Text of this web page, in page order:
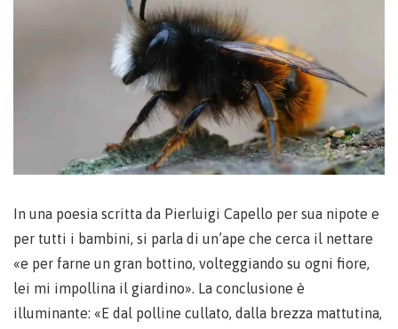
In una poesia scritta da Pierluigi Capello per sua nipote e
per tutti i bambini, si parla di un’ape che cerca il nettare
«e per farne un gran bottino, volteggiando su ogni fiore,
lei mi impollina il giardino». La conclusione è
illuminante: «E dal polline cullato, dalla brezza mattutina,